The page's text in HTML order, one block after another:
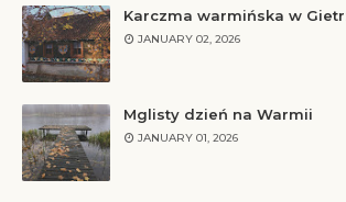
Karczma warmińska w
JANUARY 02, 2026
Mglisty dzień na Warmii
JANUARY 01, 2026